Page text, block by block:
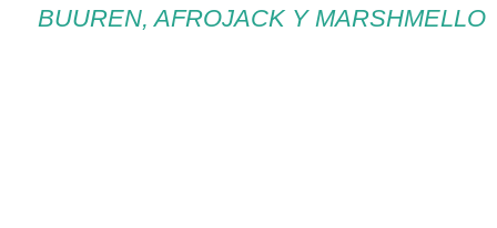
BUUREN, AFROJACK Y MARSHMELLO